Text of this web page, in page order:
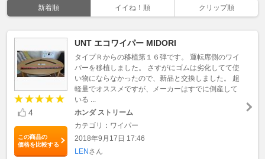
新着順 イイね！順 クリップ順
4
この商品の
価格を比較する
UNT エコワイパー MIDORI
タイプＲからの移植第１６弾です。 運転席側のワイ
パーを移植しました。 さすがにゴムは劣化してて使
い物にならなかったので、新品と交換しました。 超
軽量でオススメですが、メーカーはすでに倒産して
いる ...
ホンダ ストリーム
カテゴリ：ワイパー
2018年9月17日 17:46
LENさん